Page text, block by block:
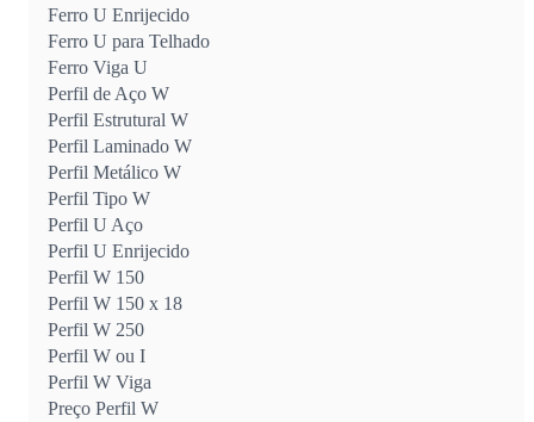
Ferro U Enrijecido
Ferro U para Telhado
Ferro Viga U
Perfil de Aço W
Perfil Estrutural W
Perfil Laminado W
Perfil Metálico W
Perfil Tipo W
Perfil U Aço
Perfil U Enrijecido
Perfil W 150
Perfil W 150 x 18
Perfil W 250
Perfil W ou I
Perfil W Viga
Preço Perfil W